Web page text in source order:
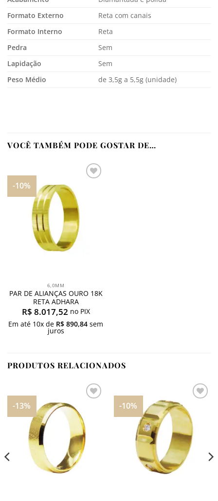
Formato Externo
Reta com canais
Formato Interno
Reta
Pedra
Sem
Lapidação
Sem
Peso Médio
de 3,5g a 5,5g (unidade)
VOCÊ TAMBÉM PODE GOSTAR DE…
-10%
desejos
6,0MM
PAR DE ALIANÇAS OURO 18K
RETA ADHARA
R$ 8.017,52 no PIX
Em até 10x de R$ 890,84 sem
juros
PRODUTOS RELACIONADOS
-13%
Adicionar
meus
desejos
-10%
Adicionar
aos
meus
desejos